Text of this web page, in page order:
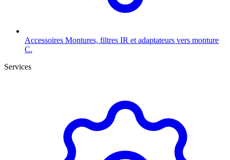
Accessoires Montures, filtres IR et adaptateurs vers monture
C.
Services